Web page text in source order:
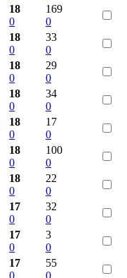
18
0
169
0
18
0
33
0
18
0
29
0
18
0
34
0
18
0
17
0
18
0
100
0
18
0
22
0
17
0
32
0
17
0
3
0
17
0
55
0